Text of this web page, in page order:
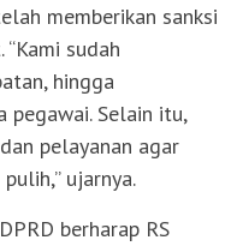
memberikan sanksi
sudah
hingga
pegawai. Selain itu,
pelayanan agar
ujarnya.
berharap RS